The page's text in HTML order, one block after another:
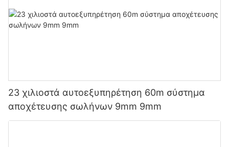
23 χιλιοστά αυτοεξυπηρέτηση 60m σύστημα
αποχέτευσης σωλήνων 9mm 9mm